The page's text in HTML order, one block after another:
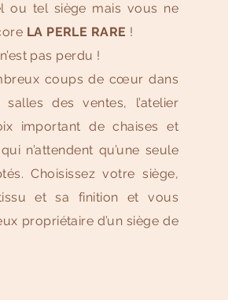
ou tel siège mais vous ne
LA PERLE RARE !
pas perdu !
coups de cœur dans
des ventes, l’atelier
important de chaises et
n’attendent qu’une seule
Choisissez votre siège,
et sa finition et vous
propriétaire d’un siège de